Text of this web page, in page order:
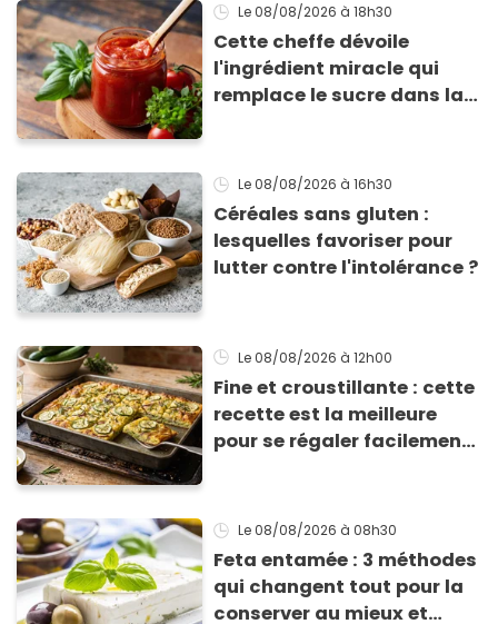
Le 08/08/2026 à 18h30
Cette cheffe dévoile
l'ingrédient miracle qui
remplace le sucre dans la
Le 08/08/2026 à 16h30
Céréales sans gluten :
lesquelles favoriser pour
lutter contre l'intolérance ?
Le 08/08/2026 à 12h00
Fine et croustillante : cette
recette est la meilleure
pour se régaler facilement
Le 08/08/2026 à 08h30
Feta entamée : 3 méthodes
qui changent tout pour la
conserver au mieux et